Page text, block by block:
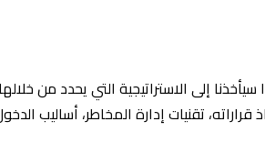
إلى الاستراتيجية التي يحدد من
تقنيات إدارة المخاطر، أساليب